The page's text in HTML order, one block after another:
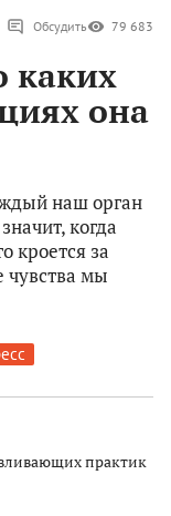
Обсудить 79 683
каких
она
наш орган
когда
кроется за
мы
практик